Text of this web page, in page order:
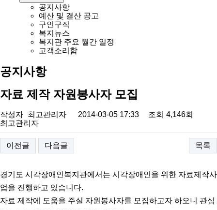
공지사항
예산 및 결산 공고
구인구직
복지뉴스
복지관 주요 월간 일정
고객소리함
공지사항
자료 제작 자원봉사자 모집
작성자 최고관리자 2014-03-05 17:33 조회 4,146회
최고관리자
이전글 다음글 목록
경기도 시각장애인복지관에서는 시각장애인을 위한 자료제작사
업을 진행하고 있습니다.
자료 제작에 도움을 주실 자원봉사자를 모집하고자 하오니 관심